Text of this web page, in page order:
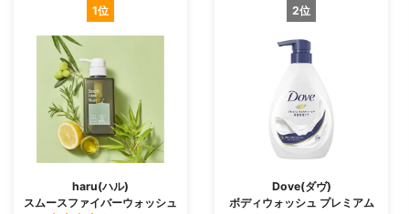
1位
haru(ハル)
スムースファイバーウォッシュ
2位
Dove(ダヴ)
ボディウォッシュ プレミアム